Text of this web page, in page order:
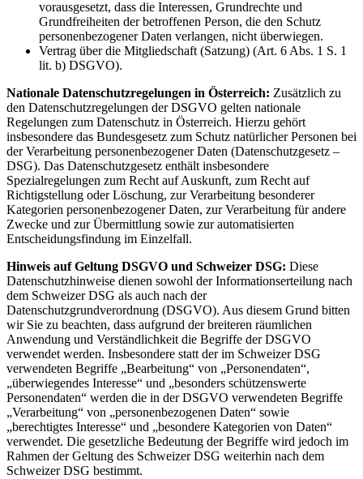
vorausgesetzt, dass die Interessen, Grundrechte und
Grundfreiheiten der betroffenen Person, die den Schutz
personenbezogener Daten verlangen, nicht überwiegen.
Vertrag über die Mitgliedschaft (Satzung) (Art. 6 Abs. 1 S. 1
lit. b) DSGVO).
Nationale Datenschutzregelungen in Österreich: Zusätzlich zu
den Datenschutzregelungen der DSGVO gelten nationale
Regelungen zum Datenschutz in Österreich. Hierzu gehört
insbesondere das Bundesgesetz zum Schutz natürlicher Personen bei
der Verarbeitung personenbezogener Daten (Datenschutzgesetz –
DSG). Das Datenschutzgesetz enthält insbesondere
Spezialregelungen zum Recht auf Auskunft, zum Recht auf
Richtigstellung oder Löschung, zur Verarbeitung besonderer
Kategorien personenbezogener Daten, zur Verarbeitung für andere
Zwecke und zur Übermittlung sowie zur automatisierten
Entscheidungsfindung im Einzelfall.
Hinweis auf Geltung DSGVO und Schweizer DSG: Diese
Datenschutzhinweise dienen sowohl der Informationserteilung nach
dem Schweizer DSG als auch nach der
Datenschutzgrundverordnung (DSGVO). Aus diesem Grund bitten
wir Sie zu beachten, dass aufgrund der breiteren räumlichen
Anwendung und Verständlichkeit die Begriffe der DSGVO
verwendet werden. Insbesondere statt der im Schweizer DSG
verwendeten Begriffe „Bearbeitung“ von „Personendaten“,
„überwiegendes Interesse“ und „besonders schützenswerte
Personendaten“ werden die in der DSGVO verwendeten Begriffe
„Verarbeitung“ von „personenbezogenen Daten“ sowie
„berechtigtes Interesse“ und „besondere Kategorien von Daten“
verwendet. Die gesetzliche Bedeutung der Begriffe wird jedoch im
Rahmen der Geltung des Schweizer DSG weiterhin nach dem
Schweizer DSG bestimmt.